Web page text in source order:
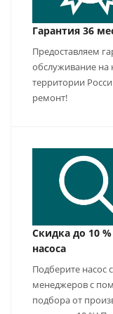
Гарантия 36
Предоставляем
обслуживание на
территории
ремонт!
Скидка до 10
насоса
Подберите
менеджеров с
подбора от